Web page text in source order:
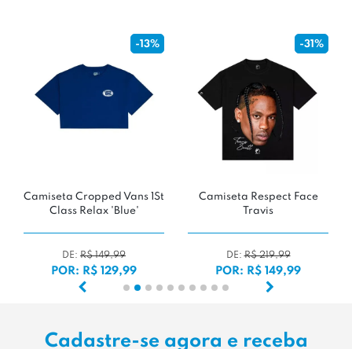
-13%
Camiseta Cropped Vans 1St
Class Relax 'Blue'
DE: R$ 149,99
POR: R$ 129,99
-31%
Camiseta Respect Face
Travis
DE:R$ 219,99
POR: R$ 149,99
Cadastre-se agora e receba